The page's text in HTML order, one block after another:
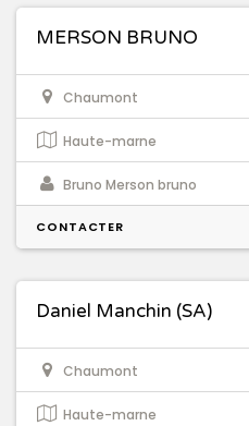
MERSON BRUNO
Chaumont
Haute-marne
Bruno Merson bruno
CONTACTER
Daniel Manchin (SA)
Chaumont
Haute-marne